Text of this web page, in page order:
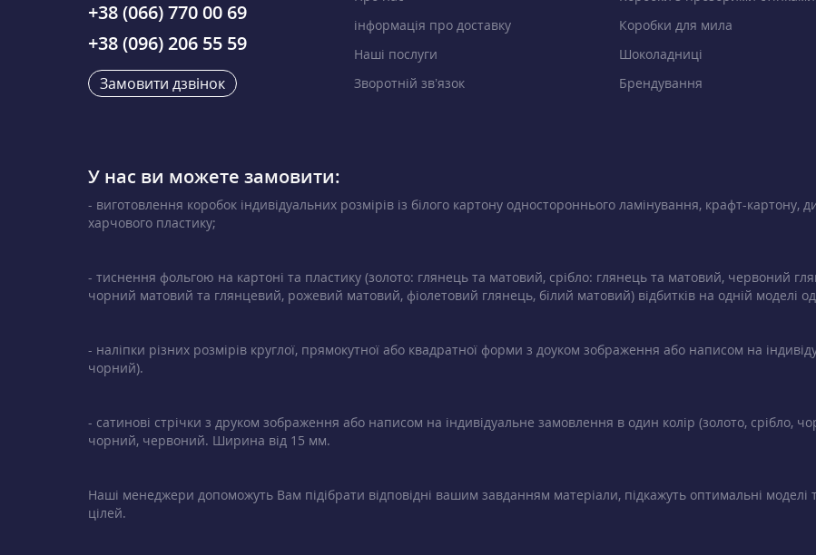
+38 (066) 770 00 69
+38 (096) 206 55 59
Замовити дзвінок
інформація про доставку
Наші послуги
Зворотній зв’язок
Коробки для мила
Шоколадниці
Брендування
У нас ви можете замовити:
- виготовлення коробок індивідуальних розмірів із білого картону одностороннього ламінування, крафт-картону,
харчового пластику;
- тиснення фольгою на картоні та пластику (золото: глянець та матовий, срібло: глянець та матовий, червоний
чорний матовий та глянцевий, рожевий матовий, фіолетовий глянець, білий матовий) відбитків на одній моделі
- наліпки різних розмірів круглої, прямокутної або квадратної форми з доуком зображення або написом на
чорний).
- сатинові стрічки з друком зображення або написом на індивідуальне замовлення в один колір (золото, срібло,
чорний, червоний. Ширина від 15 мм.
Наші менеджери допоможуть Вам підібрати відповідні вашим завданням матеріали, підкажуть оптимальні моделі
цілей.